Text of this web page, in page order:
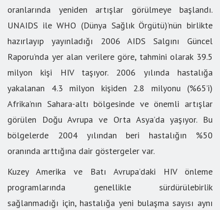
oranlarında yeniden artışlar görülmeye başlandı.
UNAIDS ile WHO (Dünya Sağlık Örgütü)’nün birlikte
hazırlayıp yayınladığı 2006 AIDS Salgını Güncel
Raporu’nda yer alan verilere göre, tahmini olarak 39.5
milyon kişi HIV taşıyor. 2006 yılında hastalığa
yakalanan 4.3 milyon kişiden 2.8 milyonu (%65’i)
Afrika’nın Sahara-altı bölgesinde ve önemli artışlar
görülen Doğu Avrupa ve Orta Asya’da yaşıyor. Bu
bölgelerde 2004 yılından beri hastalığın %50
oranında arttığına dair göstergeler var.
Kuzey Amerika ve Batı Avrupa’daki HIV önleme
programlarında genellikle sürdürülebirlik
sağlanmadığı için, hastalığa yeni bulaşma sayısı aynı